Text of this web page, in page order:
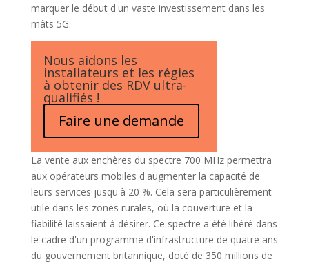
marquer le début d'un vaste investissement dans les
mâts 5G.
Nous aidons les
installateurs et les régies
à obtenir des RDV ultra-
qualifiés !
Faire une demande
La vente aux enchères du spectre 700 MHz permettra
aux opérateurs mobiles d'augmenter la capacité de
leurs services jusqu'à 20 %. Cela sera particulièrement
utile dans les zones rurales, où la couverture et la
fiabilité laissaient à désirer. Ce spectre a été libéré dans
le cadre d'un programme d'infrastructure de quatre ans
du gouvernement britannique, doté de 350 millions de